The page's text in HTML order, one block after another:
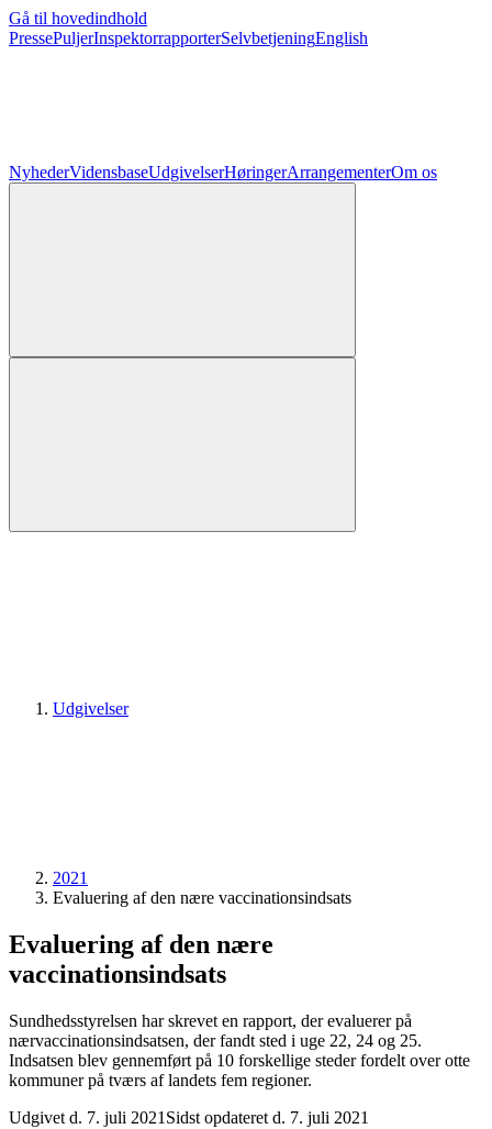
Gå til hovedindhold
PressePuljerInspektorrapporterSelvbetjeningEnglish
NyhederVidensbaseUdgivelserHøringerArrangementerOm os
Udgivelser
2021
Evaluering af den nære vaccinationsindsats
Evaluering af den nære
vaccinationsindsats
Sundhedsstyrelsen har skrevet en rapport, der evaluerer på
nærvaccinationsindsatsen, der fandt sted i uge 22, 24 og 25.
Indsatsen blev gennemført på 10 forskellige steder fordelt over otte
kommuner på tværs af landets fem regioner.
Udgivet d. 7. juli 2021 Sidst opdateret d. 7. juli 2021